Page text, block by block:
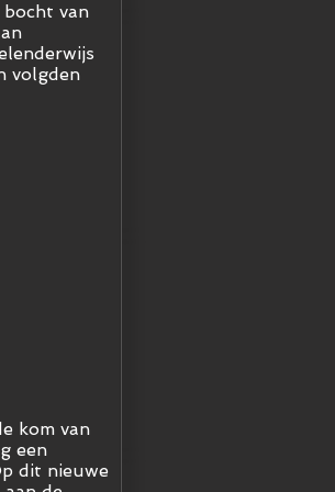
van
volgden
kom van
een
dit nieuwe